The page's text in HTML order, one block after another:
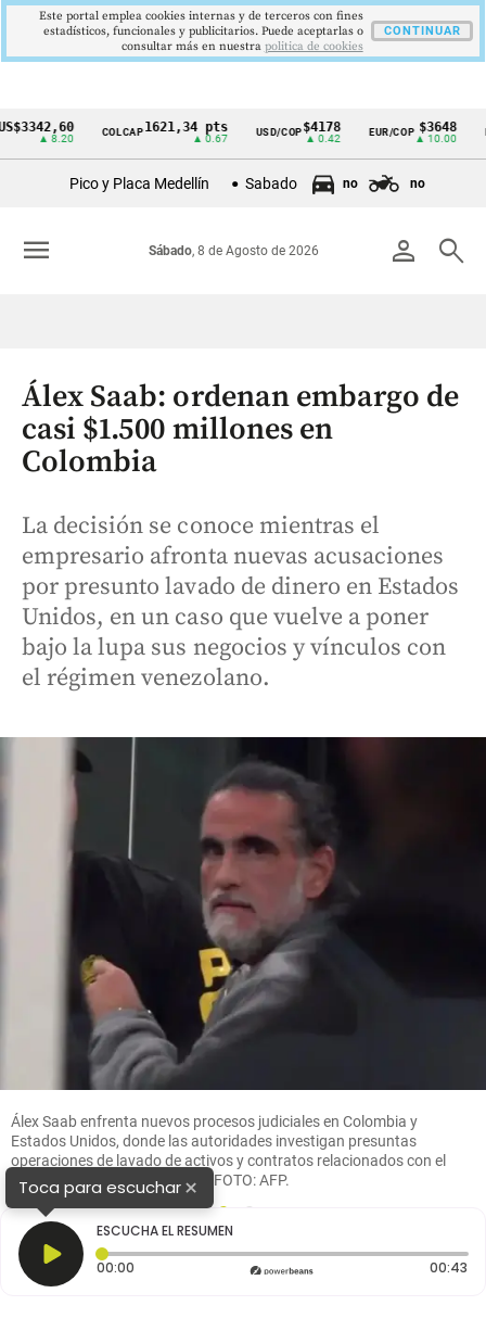
Cintillo
Colombia
▲ 8.20
COLCAP1621,34 pts
▲ 0.67
USD/COP$4178
▲ 0.42
EUR/COP $3648
▲ 10.00
Pico y Placa Medellín Sabado no no
person search
Sábado, 8 de Agosto de 2026
menu
Álex Saab: ordenan embargo de
casi $1.500 millones en
Colombia
La decisión se conoce mientras el
empresario afronta nuevas acusaciones
por presunto lavado de dinero en Estados
Unidos, en un caso que vuelve a poner
bajo la lupa sus negocios y vínculos con
el régimen venezolano.
Álex Saab enfrenta nuevos procesos judiciales en Colombia y
Estados Unidos, donde las autoridades investigan presuntas
operaciones de lavado de activos y contratos relacionados con el
programa de alimentos CLAP. FOTO: AFP.
Toca para escuchar×
ESCUCHA EL RESUMEN
00:00 Tiempo transcurrido: 0 segundos 00:43
Este portal emplea cookies internas y de terceros con fines
estadísticos, funcionales y publicitarios. Puede aceptarlas o
consultar más en nuestra politica de cookies
CONTINUAR